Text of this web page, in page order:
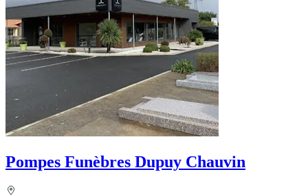
Pompes Funèbres Dupuy Chauvin